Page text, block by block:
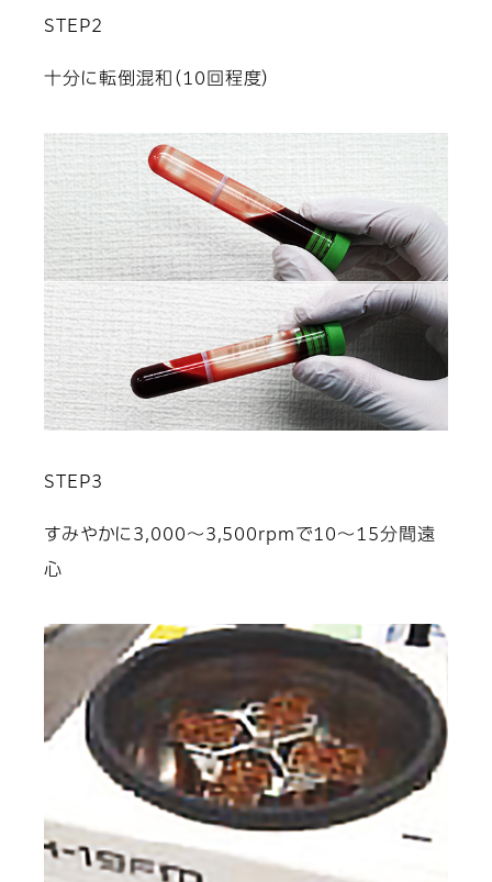
STEP2
十分に転倒混和（10回程度）
STEP3
すみやかに3,000～3,500rpmで10～15分間遠
心